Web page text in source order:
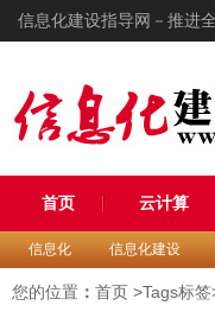
信息化建设指导网－推进
首页 云计算
信息化 信息化建设
您的位置 ： 首页 >Tags标